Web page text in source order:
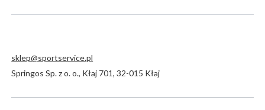
sklep@sportservice.pl
Springos Sp. z o. o., Kłaj 701,32-015 Kłaj